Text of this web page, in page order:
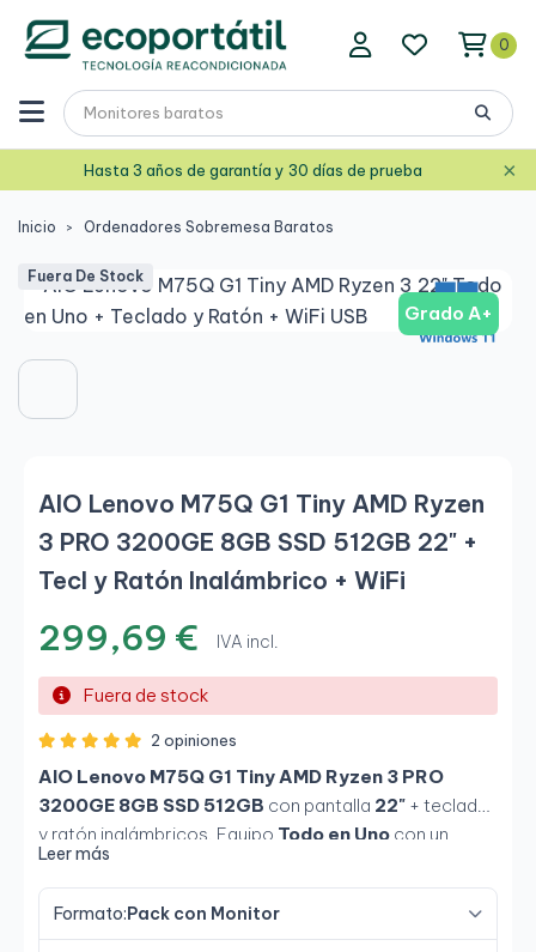
0
Hasta 3 años de garantía y 30 días de prueba ×
Inicio Ordenadores Sobremesa Baratos
Grado A+
Fuera De Stock
AIO Lenovo M75Q G1 Tiny AMD Ryzen
3 PRO 3200GE 8GB SSD 512GB 22" +
Tecl y Ratón Inalámbrico + WiFi
299,69 € IVA incl.
Fuera de stock
2 opiniones
AIO Lenovo M75Q G1 Tiny AMD Ryzen 3 PRO
3200GE 8GB SSD 512GB con pantalla 22" + teclado
y ratón inalámbricos. Equipo Todo en Uno con un
escritorio limpio, compacto y listo para usar.
Leer más
Formato:Pack con Monitor